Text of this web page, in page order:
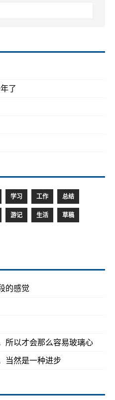
了
学习 工作 总结
游记 生活 草稿
的感觉
所以才会那么容易玻璃心
当然是一种进步